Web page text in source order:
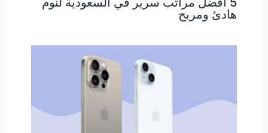
هادئ ومريح